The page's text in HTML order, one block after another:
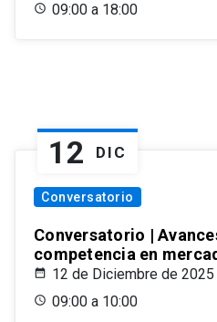
09:00 a 18:00
12 DIC
Conversatorio
Conversatorio |
competencia en
12 de Diciembre de 2025
09:00 a 10:00